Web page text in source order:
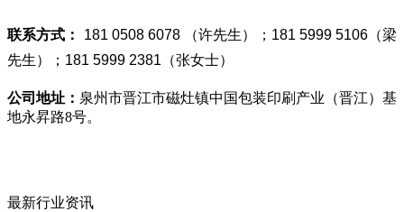
联系方式：
181 0508 6078 （许先生）；181 5999 5106（梁
先生）；181 5999 2381（张女士）
公司地址： 泉州市晋江市磁灶镇中国包装印刷产业（晋江）基
地永昇路8号。
最新行业资讯